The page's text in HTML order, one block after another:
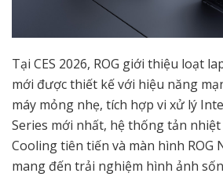
Tại CES 2026, ROG giới thiệu loạt
mới được thiết kế với hiệu năng
máy mỏng nhẹ, tích hợp vi xử lý
Series mới nhất, hệ thống tản
Cooling tiên tiến và màn hình ROG
mang đến trải nghiệm hình ảnh